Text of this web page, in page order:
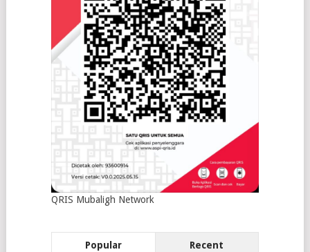
QRIS Mubaligh Network
Popular Recent